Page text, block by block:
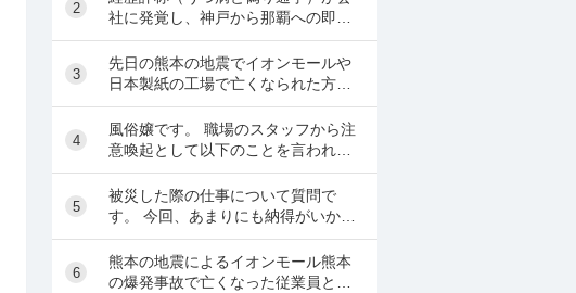
にのっとって覆した例を教え...
2
社に発覚し、神戸から那覇への即時
転勤・職種変更。これは人事権の濫
用になりますか？ 中途採用で大手企
業に入社して9ヶ月にな...
3
先日の熊本の地震でイオンモールや
日本製紙の工場で亡くなられた方や
怪我をされた方がいらっしゃいます
が、彼らは皆さん従業員との事。 こ
のような場合、労災になる...
4
風俗嬢です。 職場のスタッフから注
意喚起として以下のことを言われま
した。 誰がではなく、ここ最近全体
的に不期限は当然・表更、案内時間
の遅れが多く感じ...
5
被災した際の仕事について質問で
す。 今回、あまりにも納得がいかな
かったので一般的な意見を聞きたく
質問させていただきました。 職種は
営業になります。 内...
6
熊本の地震によるイオンモール熊本
の爆発事故で亡くなった従業員と日